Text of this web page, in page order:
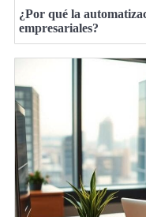
¿Por qué la
empresariales?